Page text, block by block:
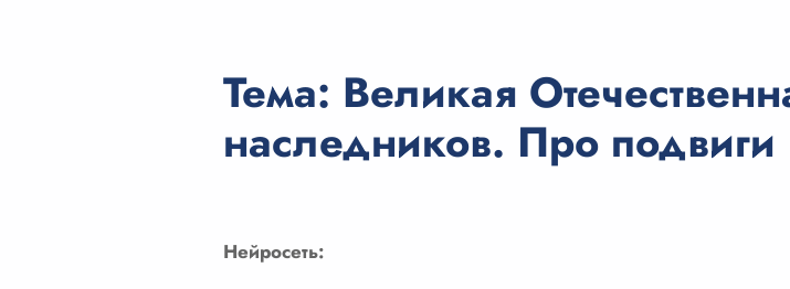
Тема: Великая
наследников. Про подвиги
Нейросеть: